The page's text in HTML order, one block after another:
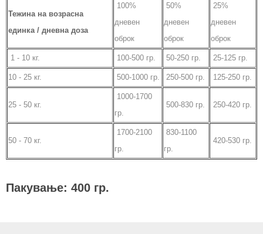
Тежина на возрасна
единка / дневна доза
100%
дневен
оброк
50%
дневен
оброк
25%
дневен
оброк
1 - 10 кг. 100-500 гр. 50-250 гр. 25-125 гр.
10 - 25 кг. 500-1000 гр. 250-500 гр. 125-250 гр.
25 - 50 кг.
1000-1700
гр.
500-830 гр. 250-420 гр.
50 - 70 кг.
1700-2100
гр.
830-1100
гр.
420-530 гр.
Пакување: 400 гр.